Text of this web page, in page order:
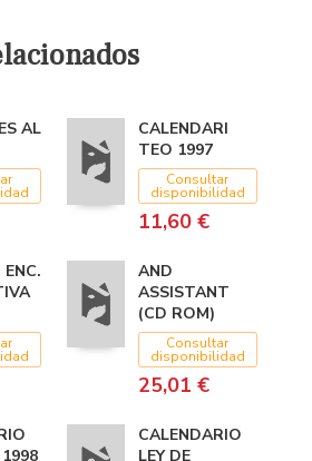
AL
CALENDARI
TEO 1997
Consultar
disponibilidad
11,60 €
ENC.
AND
ASSISTANT
(CD ROM)
Consultar
disponibilidad
25,01 €
CALENDARIO
LEY DE